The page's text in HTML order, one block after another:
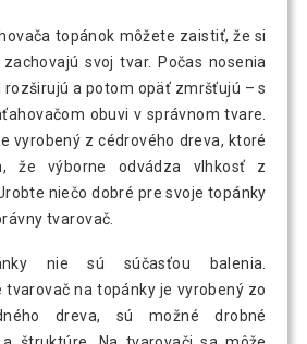
topánok môžete zaistiť, že si
svoj tvar. Počas nosenia
rozširujú a potom opäť zmršťujú – s
obuvi v správnom tvare.
vyrobený z cédrového dreva, ktoré
že výborne odvádza vlhkosť z
niečo dobré pre svoje topánky
tvarovač.
nie sú súčasťou balenia.
na topánky je vyrobený zo
dreva, sú možné drobné